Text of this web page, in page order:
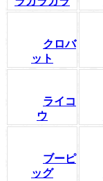
クロバ
ット
ライコ
ウ
ブーピ
ッグ